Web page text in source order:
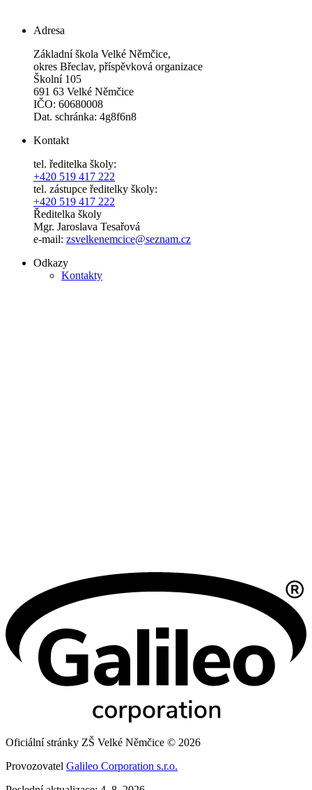
Adresa
Základní škola Velké Němčice,
okres Břeclav, příspěvková organizace
Školní 105
691 63 Velké Němčice
IČO: 60680008
Dat. schránka: 4g8f6n8
Kontakt
tel. ředitelka školy:
+420 519 417 222
tel. zástupce ředitelky školy:
+420 519 417 222
Ředitelka školy
Mgr. Jaroslava Tesařová
e-mail: zsvelkenemcice@seznam.cz
Odkazy
Kontakty
Oficiální stránky ZŠ Velké Němčice © 2026
Provozovatel Galileo Corporation s.r.o.